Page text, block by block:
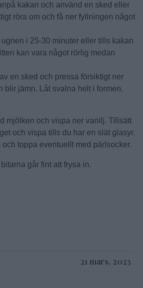
kakan och använd en sked eller
röra om och få ner fyllningen något
i 25-30 minuter eller tills kakan
kan vara något rörlig medan
en sked och pressa försiktigt ner
blir jämn. Låt svalna helt i formen.
mjölken och vispa ner vanilj. Tillsätt
och vispa tills du har en slät glasyr.
och toppa eventuellt med pärlsocker.
går fint att frysa in.
21 mars, 2023